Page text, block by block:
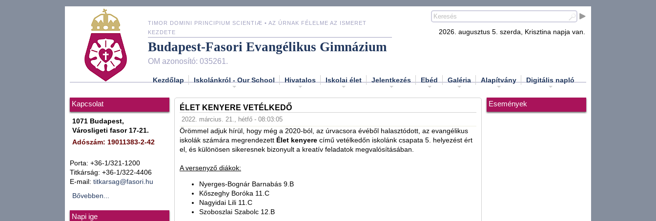
TIMOR DOMINI PRINCIPIUM SCIENTIÆ • AZ ÚRNAK FÉLELME AZ ISMERET
KEZDETE
Budapest-Fasori Evangélikus Gimnázium
OM azonosító: 035261.
2026. augusztus 5. szerda, Krisztina napja van.
Kezdőlap Iskolánkról - Our School Hivatalos Iskolai élet Jelentkezés Ebéd Galéria Alapítvány Digitális napló
Kapcsolat
1071 Budapest,
Városligeti fasor 17-21.
Adószám: 19011383-2-42
Porta: +36-1/321-1200
Titkárság: +36-1/322-4406
E-mail: titkarsag@fasori.hu
Bővebben...
Napi ige
ÉLET KENYERE VETÉLKEDŐ
2022. március. 21., hétfő - 08:03:05
Örömmel adjuk hírül, hogy még a 2020-ból, az úrvacsora évéből halasztódott, az evangélikus
iskolák számára megrendezett Élet kenyere című vetélkedőn iskolánk csapata 5. helyezést ért
el, és különösen sikeresnek bizonyult a kreatív feladatok megvalósításában.
A versenyző diákok:
Nyerges-Bognár Barnabás 9.B
Kőszeghy Boróka 11.C
Nagyidai Lili 11.C
Szoboszlai Szabolc 12.B
Események